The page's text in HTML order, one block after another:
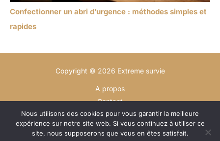
Confectionner un abri d’urgence : méthodes simples et
rapides
Copyright © 2026 Extreme survie
A propos
Contact
Plan du site
Mentions légales
Nous utilisons des cookies pour vous garantir la meilleure
expérience sur notre site web. Si vous continuez à utiliser ce
site, nous supposerons que vous en êtes satisfait.